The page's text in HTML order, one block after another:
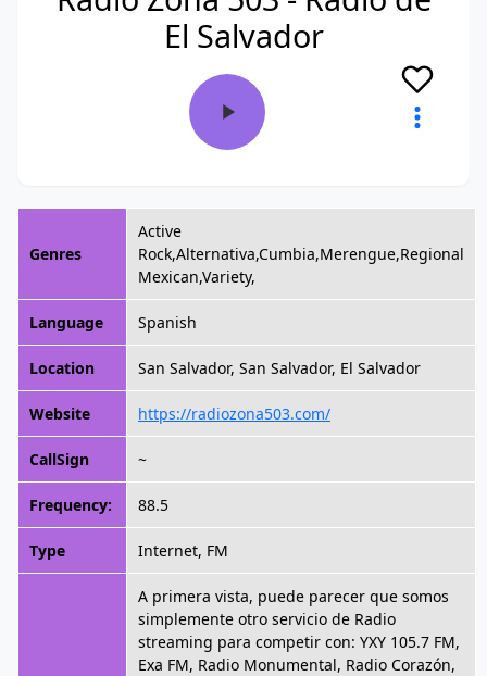
El Salvador
Genres
Active
Rock,Alternativa,Cumbia,Merengue,Regional
Mexican,Variety,
Language Spanish
Location San Salvador, San Salvador, El Salvador
Website https://radiozona503.com/
CallSign ~
Frequency: 88.5
Type Internet, FM
A primera vista, puede parecer que somos
simplemente otro servicio de Radio
streaming para competir con: YXY 105.7 FM,
Exa FM, Radio Monumental, Radio Corazón,